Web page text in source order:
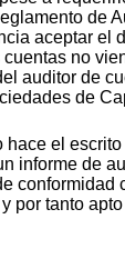
de
aceptar el
no
auditor de
de
hace el
informe de
conformidad
por tanto